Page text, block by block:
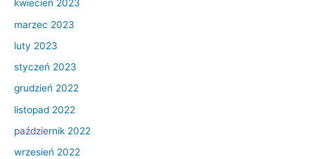
kwiecień 2023
marzec 2023
luty 2023
styczeń 2023
grudzień 2022
listopad 2022
październik 2022
wrzesień 2022